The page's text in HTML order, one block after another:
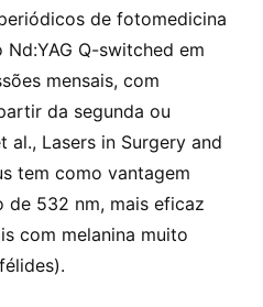
de fotomedicina
Q-switched em
mensais, com
da segunda ou
al., Lasers in Surgery and
tem como vantagem
532 nm, mais eficaz
com melanina muito